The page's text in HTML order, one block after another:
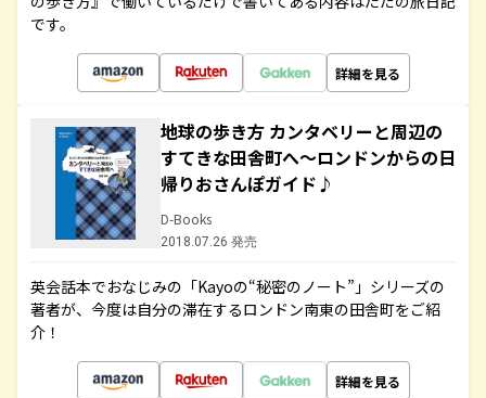
です。
詳細を見る
地球の歩き方 カンタベリーと周辺の
すてきな田舎町へ～ロンドンからの日
帰りおさんぽガイド♪
D-Books
2018.07.26 発売
英会話本でおなじみの「Kayoの“秘密のノート”」シリーズの
著者が、今度は自分の滞在するロンドン南東の田舎町をご紹
介！
詳細を見る